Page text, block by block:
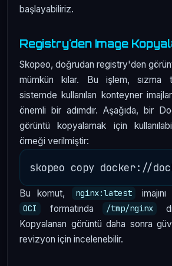
başlayabiliriz.
Registry'den Image
Skopeo, doğrudan registry'den
mümkün kılar. Bu işlem, sızma
sistemde kullanılan konteyner
önemli bir adımdır. Aşağıda, bir
görüntü kopyalamak için
örneği verilmiştir:
Bu komut, nginx:latest
OCI formatında /tmp/nginx
Kopyalanan görüntü daha sonra
revizyon için incelenebilir.